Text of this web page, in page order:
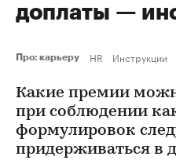
доплаты —
Про: карьеру HR Инструкции
Какие премии
при соблюдении
формулировок
придерживаться в